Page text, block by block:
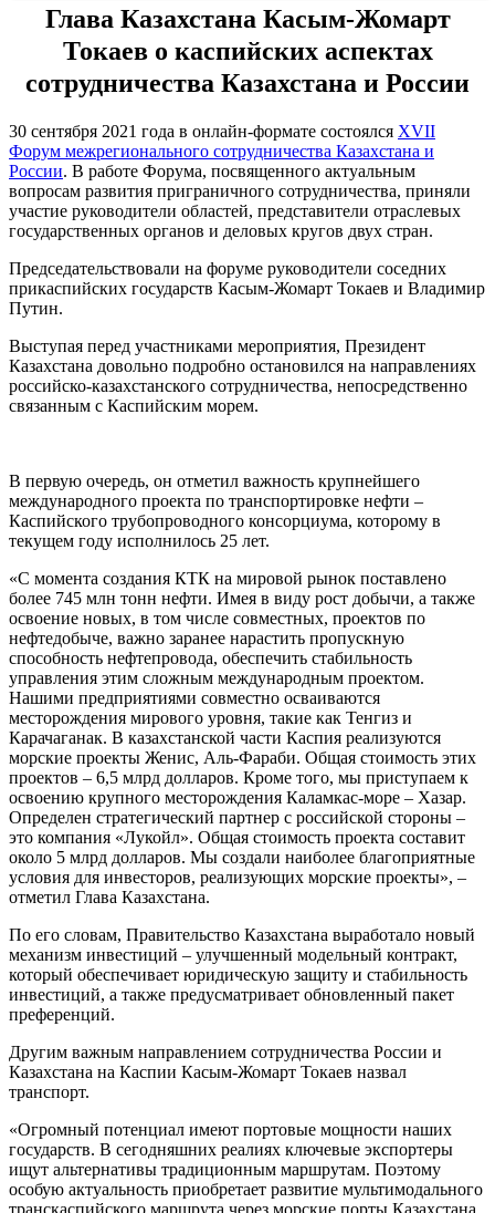
Глава Казахстана Касым-Жомарт
Токаев о каспийских аспектах
сотрудничества Казахстана и России
30 сентября 2021 года в онлайн-формате состоялся XVII
Форум межрегионального сотрудничества Казахстана и
России. В работе Форума, посвященного актуальным
вопросам развития приграничного сотрудничества, приняли
участие руководители областей, представители отраслевых
государственных органов и деловых кругов двух стран.
Председательствовали на форуме руководители соседних
прикаспийских государств Касым-Жомарт Токаев и Владимир
Путин.
Выступая перед участниками мероприятия, Президент
Казахстана довольно подробно остановился на направлениях
российско-казахстанского сотрудничества, непосредственно
связанным с Каспийским морем.
В первую очередь, он отметил важность крупнейшего
международного проекта по транспортировке нефти –
Каспийского трубопроводного консорциума, которому в
текущем году исполнилось 25 лет.
«С момента создания КТК на мировой рынок поставлено
более 745 млн тонн нефти. Имея в виду рост добычи, а также
освоение новых, в том числе совместных, проектов по
нефтедобыче, важно заранее нарастить пропускную
способность нефтепровода, обеспечить стабильность
управления этим сложным международным проектом.
Нашими предприятиями совместно осваиваются
месторождения мирового уровня, такие как Тенгиз и
Карачаганак. В казахстанской части Каспия реализуются
морские проекты Женис, Аль-Фараби. Общая стоимость этих
проектов – 6,5 млрд долларов. Кроме того, мы приступаем к
освоению крупного месторождения Каламкас-море – Хазар.
Определен стратегический партнер с российской стороны –
это компания «Лукойл». Общая стоимость проекта составит
около 5 млрд долларов. Мы создали наиболее благоприятные
условия для инвесторов, реализующих морские проекты», –
отметил Глава Казахстана.
По его словам, Правительство Казахстана выработало новый
механизм инвестиций – улучшенный модельный контракт,
который обеспечивает юридическую защиту и стабильность
инвестиций, а также предусматривает обновленный пакет
преференций.
Другим важным направлением сотрудничества России и
Казахстана на Каспии Касым-Жомарт Токаев назвал
транспорт.
«Огромный потенциал имеют портовые мощности наших
государств. В сегодняшних реалиях ключевые экспортеры
ищут альтернативы традиционным маршрутам. Поэтому
особую актуальность приобретает развитие мультимодального
транскаспийского маршрута через морские порты Казахстана